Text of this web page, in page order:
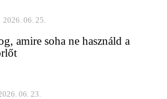
2026. 06. 25.
amire soha ne használd a
06. 23.